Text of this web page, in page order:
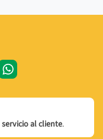
servicio al cliente.